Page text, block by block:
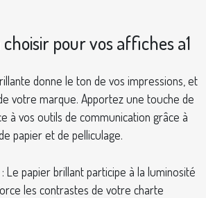
pour vos affiches a1
donne le ton de vos impressions, et
votre marque. Apportez une touche de
à vos outils de communication grâce à
papier et de pelliculage.
: Le papier brillant participe à la luminosité
les contrastes de votre charte